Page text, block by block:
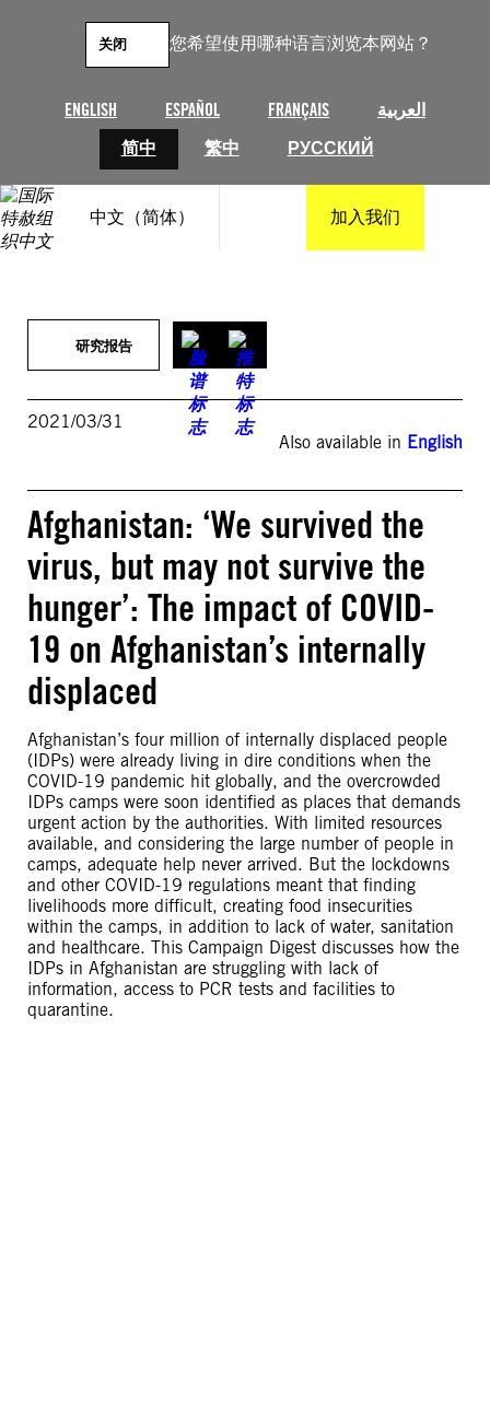
您希望使用哪种语言浏览本网站？
ENGLISH ESPAÑOL FRANÇAIS
العربية
简中
繁中 РУССКИЙ
关闭
中文（简体） 加入我们
研究报告
2021/03/31
Also available in English
Afghanistan: ‘We survived the
virus, but may not survive the
hunger’: The impact of COVID-
19 on Afghanistan’s internally
displaced
Afghanistan’s four million of internally displaced people
(IDPs) were already living in dire conditions when the
COVID-19 pandemic hit globally, and the overcrowded
IDPs camps were soon identified as places that demands
urgent action by the authorities. With limited resources
available, and considering the large number of people in
camps, adequate help never arrived. But the lockdowns
and other COVID-19 regulations meant that finding
livelihoods more difficult, creating food insecurities
within the camps, in addition to lack of water, sanitation
and healthcare. This Campaign Digest discusses how the
IDPs in Afghanistan are struggling with lack of
information, access to PCR tests and facilities to
quarantine.